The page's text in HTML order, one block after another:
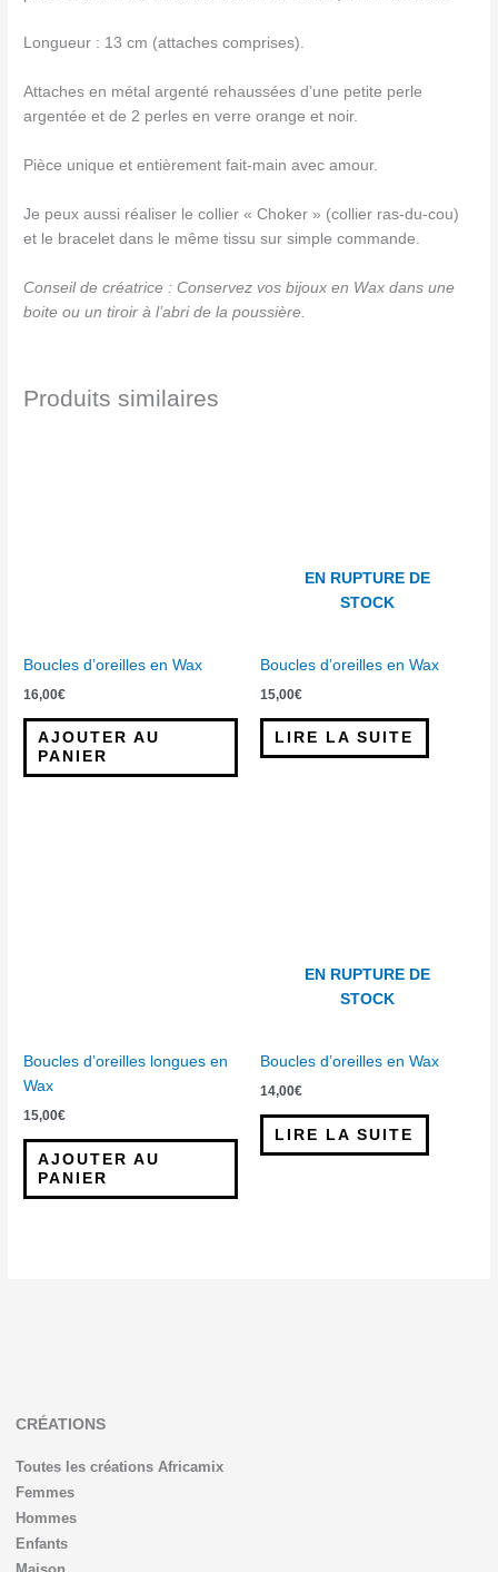
Longueur : 13 cm (attaches comprises).
Attaches en métal argenté rehaussées d’une petite perle
argentée et de 2 perles en verre orange et noir.
Pièce unique et entièrement fait-main avec amour.
Je peux aussi réaliser le collier « Choker » (collier ras-du-cou)
et le bracelet dans le même tissu sur simple commande.
Conseil de créatrice : Conservez vos bijoux en Wax dans une
boite ou un tiroir à l’abri de la poussière.
Produits similaires
Boucles d’oreilles en Wax
16,00€
AJOUTER AU
PANIER
EN RUPTURE DE
STOCK
Boucles d’oreilles en Wax
15,00€
LIRE LA SUITE
Boucles d’oreilles longues en
Wax
15,00€
AJOUTER AU
PANIER
EN RUPTURE DE
STOCK
Boucles d’oreilles en Wax
14,00€
LIRE LA SUITE
CRÉATIONS
Toutes les créations Africamix
Femmes
Hommes
Enfants